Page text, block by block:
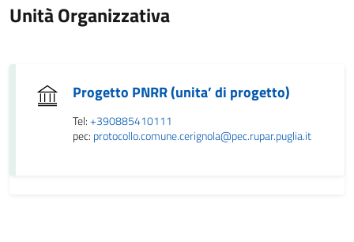
Unità Organizzativa
Progetto PNRR (unita’ di progetto)
Tel:+390885410111
pec: protocollo.comune.cerignola@pec.rupar.puglia.it